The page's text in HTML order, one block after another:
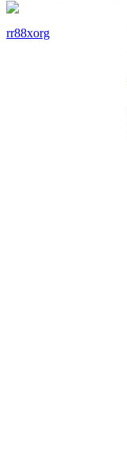
rr88xorg